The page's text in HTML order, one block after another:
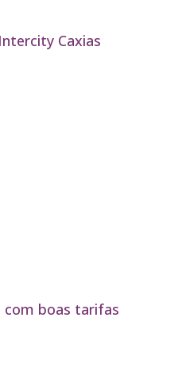
Caxias
com boas tarifas